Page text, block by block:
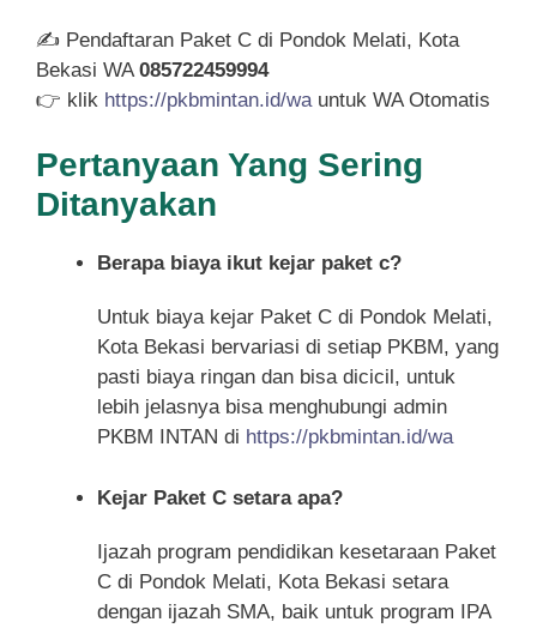
✍ Pendaftaran Paket C di Pondok Melati, Kota
Bekasi WA 085722459994
👉 klik https://pkbmintan.id/wa untuk WA Otomatis
Pertanyaan Yang Sering
Ditanyakan
Berapa biaya ikut kejar paket c?
Untuk biaya kejar Paket C di Pondok Melati,
Kota Bekasi bervariasi di setiap PKBM, yang
pasti biaya ringan dan bisa dicicil, untuk
lebih jelasnya bisa menghubungi admin
PKBM INTAN di https://pkbmintan.id/wa
Kejar Paket C setara apa?
Ijazah program pendidikan kesetaraan Paket
C di Pondok Melati, Kota Bekasi setara
dengan ijazah SMA, baik untuk program IPA